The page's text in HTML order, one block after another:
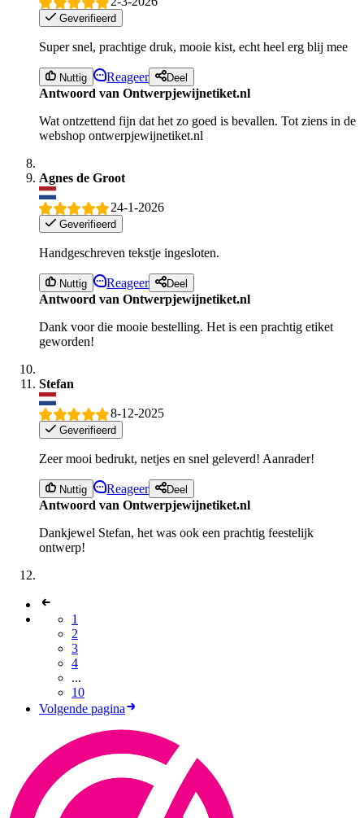
Geverifieerd
Super snel, prachtige druk, mooie kist, echt heel erg blij mee
Nuttig Reageer Deel
Antwoord van Ontwerpjewijnetiket.nl
Wat ontzettend fijn dat het zo goed is bevallen. Tot ziens in de
webshop ontwerpjewijnetiket.nl
Agnes de Groot
24-1-2026
Geverifieerd
Handgeschreven tekstje ingesloten.
Nuttig Reageer Deel
Antwoord van Ontwerpjewijnetiket.nl
Dank voor die mooie bestelling. Het is een prachtig etiket
geworden!
Stefan
8-12-2025
Geverifieerd
Zeer mooi bedrukt, netjes en snel geleverd! Aanrader!
Nuttig Reageer Deel
Antwoord van Ontwerpjewijnetiket.nl
Dankjewel Stefan, het was ook een prachtig feestelijk
ontwerp!
1
2
3
4
...
10
Volgende pagina